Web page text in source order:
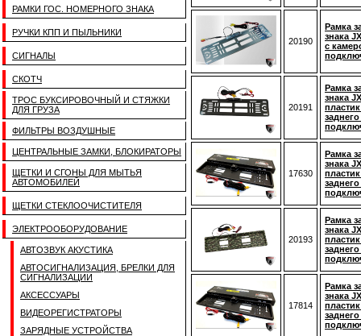
РАМКИ ГОС. НОМЕРНОГО ЗНАКА
РУЧКИ КПП И ПЫЛЬНИКИ
СИГНАЛЫ
СКОТЧ
ТРОС БУКСИРОВОЧНЫЙ И СТЯЖКИ
ДЛЯ ГРУЗА
ФИЛЬТРЫ ВОЗДУШНЫЕ
ЦЕНТРАЛЬНЫЕ ЗАМКИ, БЛОКИРАТОРЫ
ЩЕТКИ И СГОНЫ ДЛЯ МЫТЬЯ
АВТОМОБИЛЕЙ
ЩЕТКИ СТЕКЛООЧИСТИТЕЛЯ
ЭЛЕКТРООБОРУДОВАНИЕ
АВТОЗВУК АКУСТИКА
АВТОСИГНАЛИЗАЦИЯ, БРЕЛКИ ДЛЯ
СИГНАЛИЗАЦИИ
АКСЕССУАРЫ
ВИДЕОРЕГИСТРАТОРЫ
ЗАРЯДНЫЕ УСТРОЙСТВА
20190
Рамка
знака
с
20191
Рамка
знака
17630
Рамка
знака
20193
Рамка
знака
17814
Рамка
знака